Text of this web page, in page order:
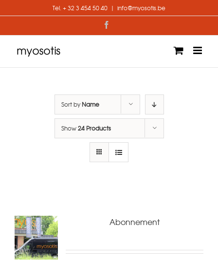
to
Tel. + 32 3 454 50 40 | info@myosotis.be
Sort byName
Show24 Products
Abonnement